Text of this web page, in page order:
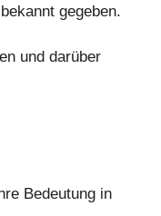
gegeben.
und darüber
Bedeutung in